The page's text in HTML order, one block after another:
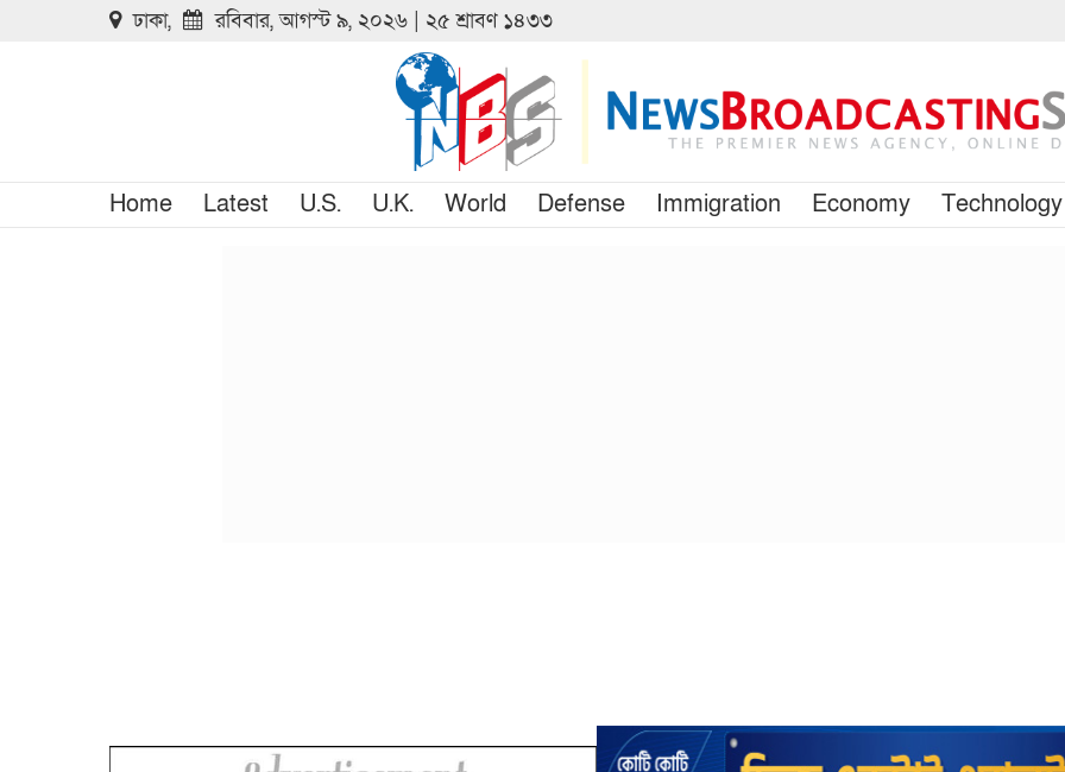
ঢাকা, রবিবার, আগস্ট ৯, ২০২৬ | ২৫ শ্রাবণ ১৪৩৩
Home Latest U.S. U.K. World Defense Immigration Economy Technology